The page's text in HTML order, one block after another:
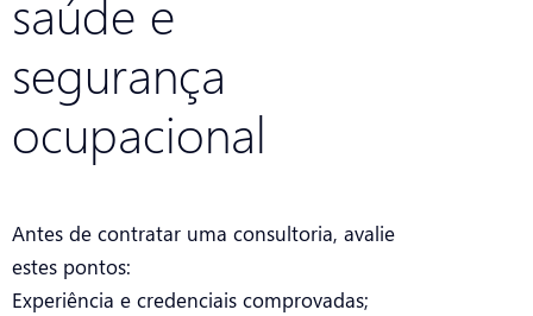
saúde e
segurança
ocupacional
Antes de contratar uma consultoria, avalie
estes pontos:
Experiência e credenciais comprovadas;